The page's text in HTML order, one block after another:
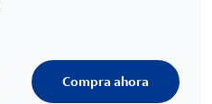
Compra ahora